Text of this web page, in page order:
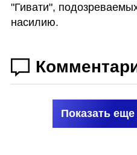
"Гивати",
насилию.
Показать